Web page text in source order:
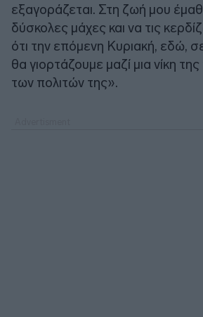
εξαγοράζεται. Στη ζωή μου
δύσκολες μάχες και να τις
ότι την επόμενη Κυριακή, εδώ,
θα γιορτάζουμε μαζί μια νίκη της
των πολιτών της».